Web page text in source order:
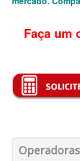
BIO SAÚDE
BIOVIDA
BLUE MED
CLASSES
CUIDAR ME
Faça um
Operadoras